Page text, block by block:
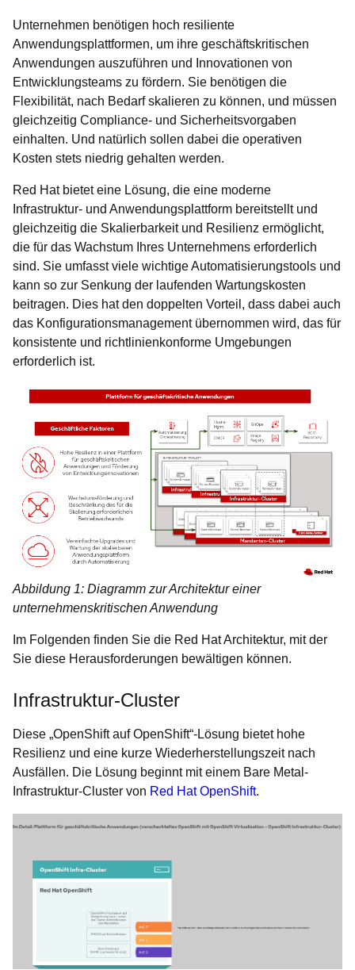
Unternehmen benötigen hoch resiliente
Anwendungsplattformen, um ihre geschäftskritischen
Anwendungen auszuführen und Innovationen von
Entwicklungsteams zu fördern. Sie benötigen die
Flexibilität, nach Bedarf skalieren zu können, und müssen
gleichzeitig Compliance- und Sicherheitsvorgaben
einhalten. Und natürlich sollen dabei die operativen
Kosten stets niedrig gehalten werden.
Red Hat bietet eine Lösung, die eine moderne
Infrastruktur- und Anwendungsplattform bereitstellt und
gleichzeitig die Skalierbarkeit und Resilienz ermöglicht,
die für das Wachstum Ihres Unternehmens erforderlich
sind. Sie umfasst viele wichtige Automatisierungstools und
kann so zur Senkung der laufenden Wartungskosten
beitragen. Dies hat den doppelten Vorteil, dass dabei auch
das Konfigurationsmanagement übernommen wird, das für
konsistente und richtlinienkonforme Umgebungen
erforderlich ist.
Abbildung 1: Diagramm zur Architektur einer
unternehmenskritischen Anwendung
Im Folgenden finden Sie die Red Hat Architektur, mit der
Sie diese Herausforderungen bewältigen können.
Infrastruktur-Cluster
Diese „OpenShift auf OpenShift“-Lösung bietet hohe
Resilienz und eine kurze Wiederherstellungszeit nach
Ausfällen. Die Lösung beginnt mit einem Bare Metal-
Infrastruktur-Cluster von Red Hat OpenShift.